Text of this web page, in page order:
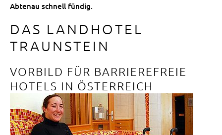
Abtenau schnell fündig.
DAS LANDHOTEL
TRAUNSTEIN
VORBILD FÜR BARRIEREFREIE
HOTELS IN ÖSTERREICH